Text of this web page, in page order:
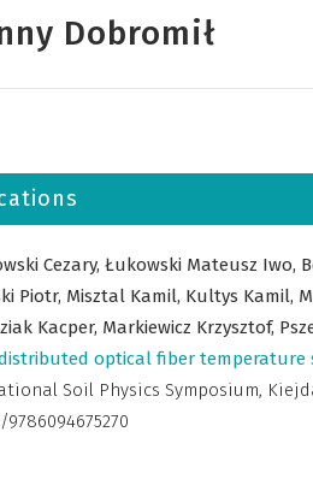
Dobromił
Cezary, Łukowski Mateusz Iwo,
Piotr, Misztal Kamil, Kultys Kamil,
Kacper, Markiewicz Krzysztof,
optical fiber
Soil Physics Symposium,
9786094675270